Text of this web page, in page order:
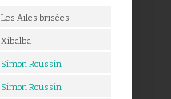
Les Ailes brisées
Xibalba
Simon Roussin
Simon Roussin